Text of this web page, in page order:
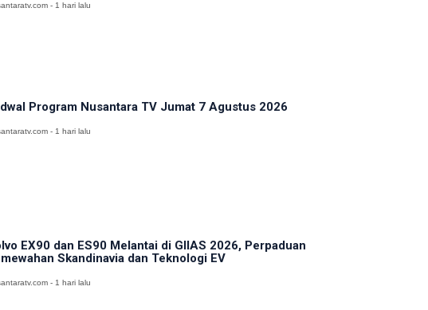
- 1 hari lalu
Program Nusantara TV Jumat 7 Agustus 2026
- 1 hari lalu
EX90 dan ES90 Melantai di GIIAS 2026, Perpaduan
Skandinavia dan Teknologi EV
- 1 hari lalu